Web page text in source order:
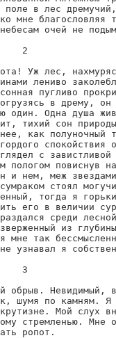
поле в лес
мне благословляя
очей не
2
Уж лес,
лениво
пугливо
в дрему, он
один. Одна душа
тихий сон
как полуночный
спокойствия
с завистливой
пологом повиснув
и нем, меж
стоял
тогда я
его в величии
среди
из
мне так
узнавал я
3
обрыв. Невидимый,
шумя по камням. Я
Мой слух
стремленью. Мне
ропот.